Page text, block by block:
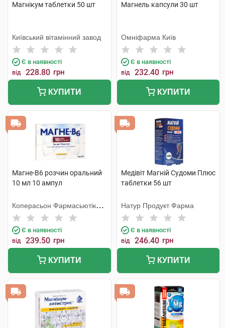
Магнікум таблетки 50 шт
Київський вітамінний завод
Є в наявності
від 228.80 грн
КУПИТИ
Магнель капсули 30 шт
Омніфарма Київ
Є в наявності
від 232.40 грн
КУПИТИ
Магне-B6 розчин оральний
10 мл 10 ампул
Коперасьон Фармасьютік
Франсез
Є в наявності
від 239.50 грн
КУПИТИ
Медівіт Магній Судоми Плюс
таблетки 56 шт
Натур Продукт Фарма
Є в наявності
від 246.40 грн
КУПИТИ